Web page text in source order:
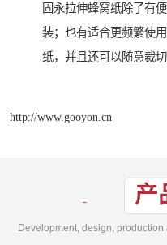
固永拉伸蜂窝纸除了有
装；也有适合更频繁使
纸，并且还可以随意裁切
http://www.gooyon.cn
产